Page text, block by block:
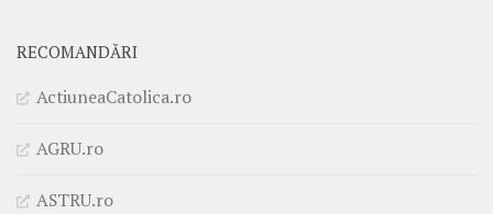
RECOMANDĂRI
ActiuneaCatolica.ro
AGRU.ro
ASTRU.ro